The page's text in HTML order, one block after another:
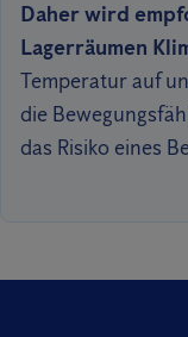
Daher wird
Lagerräumen
Temperatur auf
die
das Risiko eines